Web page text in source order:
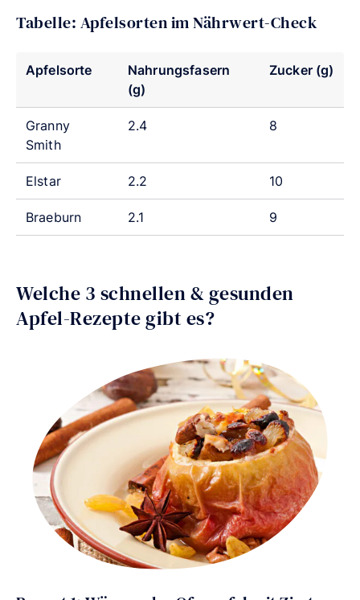
Tabelle: Apfelsorten im Nährwert-Check
Apfelsorte
Nahrungsfasern
(g)
Zucker (g)
Granny
Smith
2.4 8
Elstar 2.2 10
Braeburn 2.1 9
Welche 3 schnellen & gesunden
Apfel-Rezepte gibt es?